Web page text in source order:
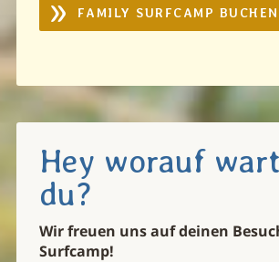
FAMILY SURFCAMP BUCHEN
Hey worauf
du?
Wir freuen uns auf deinen
Surfcamp!